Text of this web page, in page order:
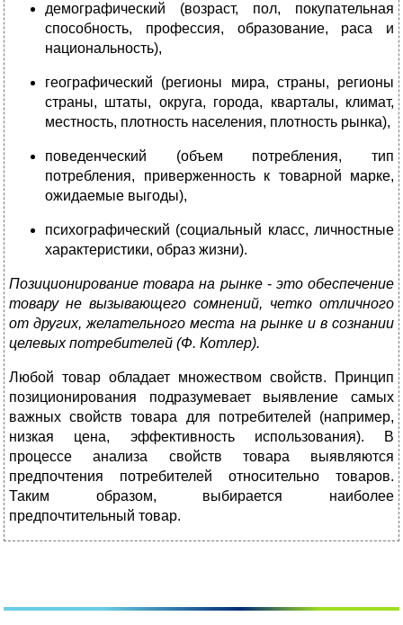
демографический (возраст, пол, покупательная
способность, профессия, образование, раса и
национальность),
географический (регионы мира, страны, регионы
страны, штаты, округа, города, кварталы, климат,
местность, плотность населения, плотность рынка),
поведенческий (объем потребления, тип
потребления, приверженность к товарной марке,
ожидаемые выгоды),
психографический (социальный класс, личностные
характеристики, образ жизни).
Позиционирование товара на рынке - это обеспечение
товару не вызывающего сомнений, четко отличного
от других, желательного места на рынке и в сознании
целевых потребителей (Ф. Котлер).
Любой товар обладает множеством свойств. Принцип
позиционирования подразумевает выявление самых
важных свойств товара для потребителей (например,
низкая цена, эффективность использования). В
процессе анализа свойств товара выявляются
предпочтения потребителей относительно товаров.
Таким образом, выбирается наиболее
предпочтительный товар.